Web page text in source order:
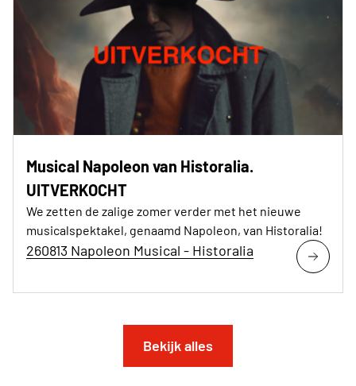
Musical Napoleon van Historalia.
UITVERKOCHT
We zetten de zalige zomer verder met het nieuwe
musicalspektakel, genaamd Napoleon, van Historalia!
260813 Napoleon Musical - Historalia
Bekijk alles